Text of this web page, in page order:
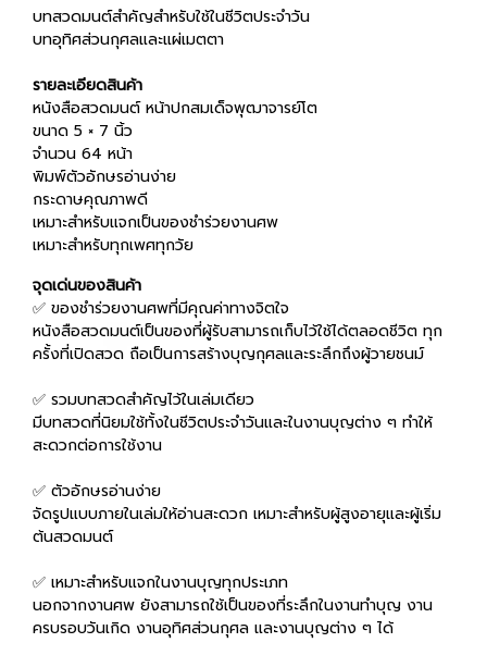
บทสวดมนต์สำคัญสำหรับใช้ในชีวิตประจำวัน
บทอุทิศส่วนกุศลและแผ่เมตตา
รายละเอียดสินค้า
หนังสือสวดมนต์ หน้าปกสมเด็จพุฒาจารย์โต
ขนาด 5 × 7 นิ้ว
จำนวน 64 หน้า
พิมพ์ตัวอักษรอ่านง่าย
กระดาษคุณภาพดี
เหมาะสำหรับแจกเป็นของชำร่วยงานศพ
เหมาะสำหรับทุกเพศทุกวัย
จุดเด่นของสินค้า
✅ ของชำร่วยงานศพที่มีคุณค่าทางจิตใจ
หนังสือสวดมนต์เป็นของที่ผู้รับสามารถเก็บไว้ใช้ได้ตลอดชีวิต ทุก
ครั้งที่เปิดสวด ถือเป็นการสร้างบุญกุศลและระลึกถึงผู้วายชนม์
✅ รวมบทสวดสำคัญไว้ในเล่มเดียว
มีบทสวดที่นิยมใช้ทั้งในชีวิตประจำวันและในงานบุญต่าง ๆ ทำให้
สะดวกต่อการใช้งาน
✅ ตัวอักษรอ่านง่าย
จัดรูปแบบภายในเล่มให้อ่านสะดวก เหมาะสำหรับผู้สูงอายุและผู้เริ่ม
ต้นสวดมนต์
✅ เหมาะสำหรับแจกในงานบุญทุกประเภท
นอกจากงานศพ ยังสามารถใช้เป็นของที่ระลึกในงานทำบุญ งาน
ครบรอบวันเกิด งานอุทิศส่วนกุศล และงานบุญต่าง ๆ ได้